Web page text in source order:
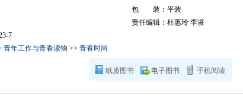
纸质图书 电子图书 手机阅读
7
青年工作与青春读物 >> 青春时尚
包 装：平装
责任编辑：杜惠玲 李凌